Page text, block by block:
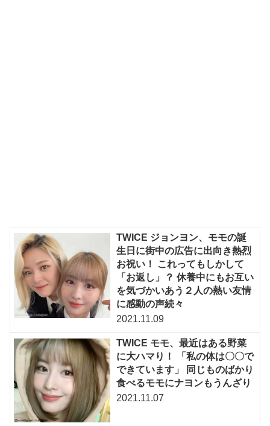
TWICE ジョンヨン、モモの誕
生日に街中の広告に出向き熱烈
お祝い！ これってもしかして
「お返し」？ 休養中にもお互い
を気づかいあう２人の熱い友情
に感動の声続々
2021.11.09
TWICE モモ、最近はある野菜
に大ハマり！ 「私の体は〇〇で
できています」 同じものばかり
食べるモモにナヨンもうんざり
2021.11.07